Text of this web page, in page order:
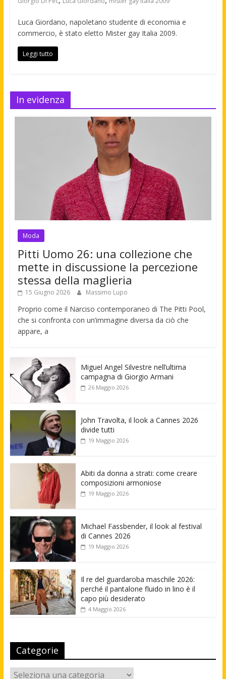
Luca Giordano, napoletano studente di economia e
commercio, è stato eletto Mister gay Italia 2009.
Leggi tutto
In evidenza
Moda
Pitti Uomo 26: una collezione che
mette in discussione la percezione
stessa della maglieria
15 Giugno 2026 Massimo Lupo
Proprio come il Narciso contemporaneo di The Pitti Pool,
che si confronta con un’immagine diversa da ciò che
appare, a
Miguel Angel Silvestre nell’ultima
campagna di Giorgio Armani
26 Maggio 2026
John Travolta, il look a Cannes 2026
divide tutti
19 Maggio 2026
Abiti da donna a strati: come creare
composizioni armoniose
19 Maggio 2026
Michael Fassbender, il look al festival
di Cannes 2026
19 Maggio 2026
Il re del guardaroba maschile 2026:
perché il pantalone fluido in lino è il
capo più desiderato
4 Maggio 2026
Categorie
Categorie